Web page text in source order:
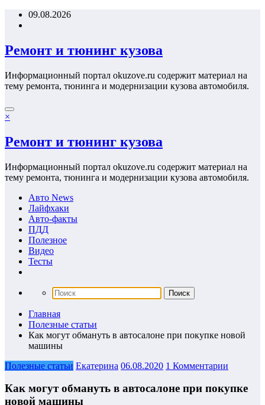
Перейти09.08.2026
Ремонт и тюнинг кузова
Информационный портал okuzove.ru содержит материал на
тему ремонта, тюнинга и модернизации кузова автомобиля.
×
Ремонт и тюнинг кузова
Информационный портал okuzove.ru содержит материал на
тему ремонта, тюнинга и модернизации кузова автомобиля.
Авто News
Лайфхаки
Авто-факты
ПДД
Полезное
Видео
Тесты
Главная
Полезные статьи
Как могут обмануть в автосалоне при покупке новой
машины
Полезные статьи Екатерина 06.08.2020 1 Комментарии
Как могут обмануть в автосалоне при покупке
новой машины